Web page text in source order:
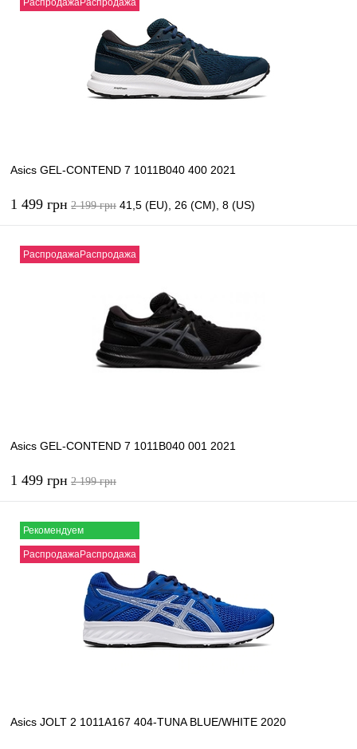
Asics GEL-CONTEND 7 1011B040 400 2021
1 499 грн 2 199 грн 41,5 (EU), 26 (CM), 8 (US)
РаспродажаРаспродажа
Asics GEL-CONTEND 7 1011B040 001 2021
1 499 грн 2 199 грн
Купить в 1 клик К сравнению
В избранное В наличии
Рекомендуем
РаспродажаРаспродажа
Asics JOLT 2 1011A167 404-TUNA BLUE/WHITE 2020